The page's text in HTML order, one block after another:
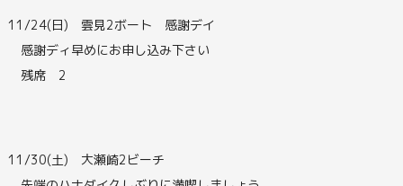
11/24(日) 雲見2ボート 感謝デイ
感謝ディ早めにお申し込み下さい
残席 2
11/30(土) 大瀬崎2ビーチ